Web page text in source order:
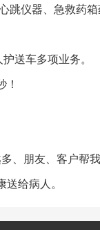
跳仪器、急救药箱
送车多项业务。
！
、朋友、客户帮
给病人。